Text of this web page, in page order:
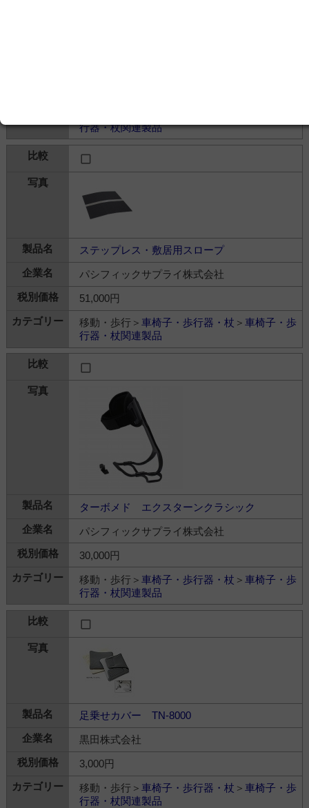
行器・杖関連製品
ステップレス・敷居用スロープ
パシフィックサプライ株式会社
51,000円
移動・歩行＞ 車椅子・歩行器・杖 ＞ 車椅子・歩
行器・杖関連製品
ターボメド エクスターンクラシック
パシフィックサプライ株式会社
30,000円
移動・歩行＞ 車椅子・歩行器・杖 ＞ 車椅子・歩
行器・杖関連製品
足乗せカバー TN-8000
黒田株式会社
3,000円
移動・歩行＞ 車椅子・歩行器・杖 ＞ 車椅子・歩
行器・杖関連製品